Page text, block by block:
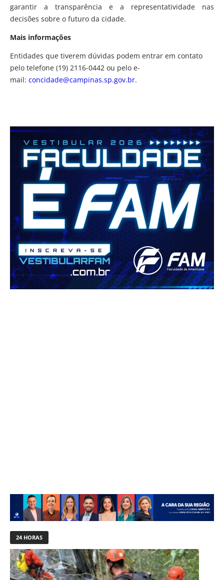
garantir a transparência e a representatividade nas
decisões sobre o futuro da cidade.
Mais informações
Entidades que tiverem dúvidas podem entrar em contato
pelo telefone (19) 2116-0442 ou pelo e-
mail: concidade@campinas.sp.gov.br.
24 HORAS